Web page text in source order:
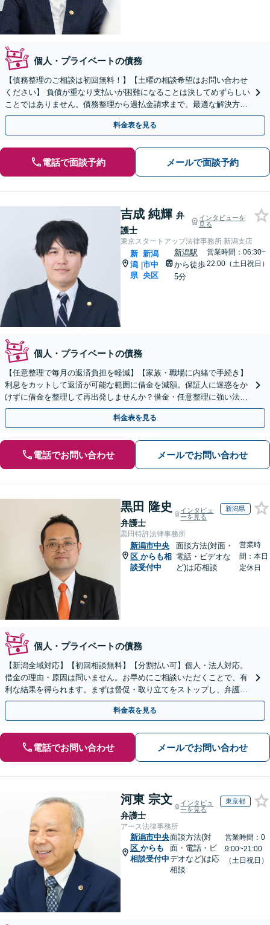
個人・プライベートの債務
【債務整理のご相談は初回無料！】【土曜の相談希望はお問い合わせ
ください】 負債が重なり支払いが困難になることは決してめずらしい
ことではありません。債務整理から過払金請求まで、最適な解決方法
をご提案します！
料金表を見る
電話で面談予約 メールで面談予約
吉成 純輝 弁
護士
インタビューを
見る
東京スタートアップ法律事務所 新潟支店
新
潟
県
|
新潟
市中
央区
新潟駅
から徒歩
5分
営業時間：06:30~
22:00（土日祝日）
個人・プライベートの債務
【任意整理で毎月の返済負担を軽減】【家族・職場に内緒で手続き】
利息をカットして返済が可能な範囲に借金を減額。保証人に迷惑をか
けずに借金を整理して再出発しませんか？借金・任意整理に強い法律
事務所【実績5,000件以上】【財産を残して借金整理】
料金表を見る
電話でお問い合わせ メールでお問い合わせ
黒田 隆史
弁護士
インタビュ
ーを見る
新潟県
黒田特許法律事務所
新潟市中央
区 からも相
談受付中
面談方法(対面・
電話・ビデオな
ど)は応相談
営業時
間：本日
定休日
個人・プライベートの債務
【新潟全域対応】【初回相談無料】【分割払い可】個人・法人対応。
借金の理由・原因は問いません。お早めにご相談いただくことで、有
利な結果を得られます。まずは督促・取り立てをストップし、弁護士
とともに最善の解決策を話し合いましょう。【駐車場有】
料金表を見る
電話でお問い合わせ メールでお問い合わせ
河東 宗文
弁護士
インタビュ
ーを見る
東京都
アース法律事務所
新潟市中央
区 からも
相談受付中
面談方法(対
面・電話・ビ
デオなど)は応
相談
営業時間：0
9:00~21:00
（土日祝日）